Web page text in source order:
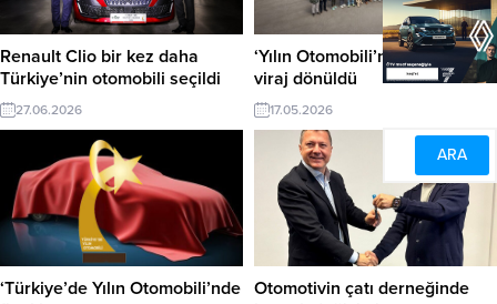
Renault Clio bir kez daha
Türkiye’nin otomobili seçildi
27.06.2026
‘Yılın Otomobili’nde en kritik
viraj dönüldü
17.05.2026
‘Türkiye’de Yılın Otomobili’nde Otomotivin çatı derneğinde